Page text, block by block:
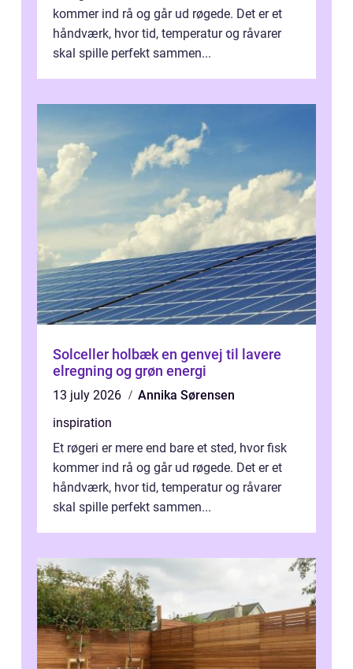
kommer ind rå og går ud røgede. Det er et
håndværk, hvor tid, temperatur og råvarer
skal spille perfekt sammen...
Solceller holbæk en genvej til lavere
elregning og grøn energi
13 july 2026
Annika Sørensen
inspiration
Et røgeri er mere end bare et sted, hvor fisk
kommer ind rå og går ud røgede. Det er et
håndværk, hvor tid, temperatur og råvarer
skal spille perfekt sammen...